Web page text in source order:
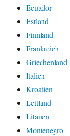
Ecuador
Estland
Finnland
Frankreich
Griechenland
Italien
Kroatien
Lettland
Litauen
Montenegro